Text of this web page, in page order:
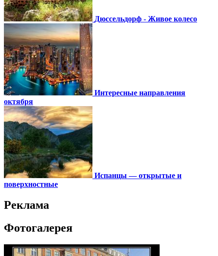
Дюссельдорф - Живое колесо
Интересные направления
октября
Испанцы — открытые и
поверхностные
Реклама
Фотогалерея